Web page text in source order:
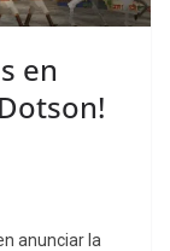
en
anunciar la